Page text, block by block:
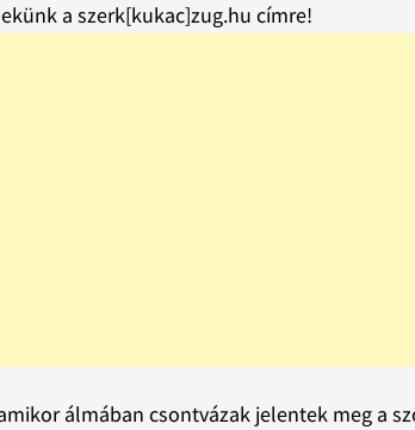
a szerk[kukac]zug.hu címre!
álmában csontvázak jelentek meg a